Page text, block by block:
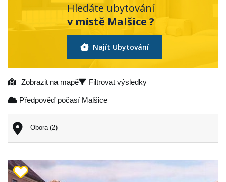
Hledáte ubytování
v místě Malšice ?
Najít Ubytování
Zobrazit na mapě Filtrovat výsledky
Předpověď počasí Malšice
Obora (2)